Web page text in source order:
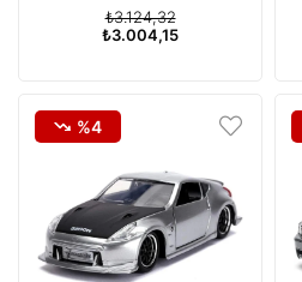
(Kutusu Hafif Hasarlı)
₺3.004,15
₺3.124,32
%4